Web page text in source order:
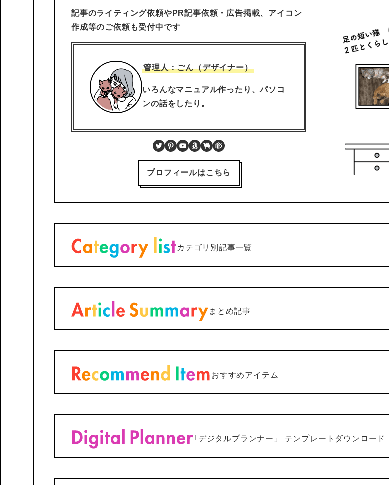
記事のライティング依頼やPR記事依頼・広告掲載、アイコン
作成等のご依頼も受付中です
管理人：ごん（デザイナー）
いろんなマニュアル作ったり、パソコ
ンの話をしたり。
Twitter
Pinterest
YouTube
Amazon
BOOTH
PIXTA
プロフィールはこちら
カテゴリ別記事一覧
まとめ記事
おすすめアイテム
｢デジタルプランナー」 テンプレートダウンロード